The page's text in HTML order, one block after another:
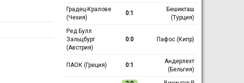
Градец-Кралове
(Чехия)
0:1
Бешикташ
(Турция)
Ред Булл
Зальцбург
(Австрия)
0:0 Пафос (Кипр)
ПАОК (Греция) 0:1
Андерлехт
(Бельгия)